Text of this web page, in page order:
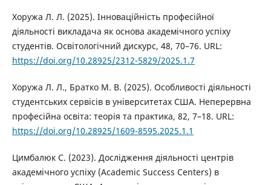
Хоружа Л. Л. (2025). Інноваційність професійної
діяльності викладача як основа академічного успіху
студентів. Освітологічний дискурс, 48, 70–76. URL:
https://doi.org/10.28925/2312-5829/2025.1.7
Хоружа Л. Л., Братко М. В. (2025). Особливості діяльності
студентських сервісів в університетах США. Неперервна
професійна освіта: теорія та практика, 82, 7–18. URL:
https://doi.org/10.28925/1609-8595.2025.1.1
Цимбалюк С. (2023). Дослідження діяльності центрів
академічного успіху (Academic Success Centers) в